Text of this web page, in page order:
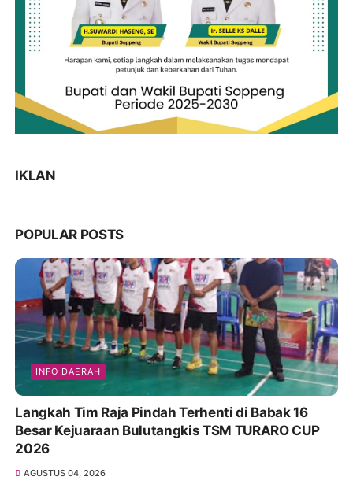
IKLAN
POPULAR POSTS
INFO DAERAH
Langkah Tim Raja Pindah Terhenti di Babak 16
Besar Kejuaraan Bulutangkis TSM TURARO CUP
2026
AGUSTUS 04, 2026